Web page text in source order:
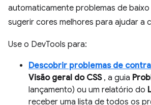
automaticamente problemas de
sugerir cores melhores para ajudar a
Use o DevTools para:
Descobrir problemas de
Visão geral do CSS, a guia
lançamento) ou um relatório do
receber uma lista de todos os